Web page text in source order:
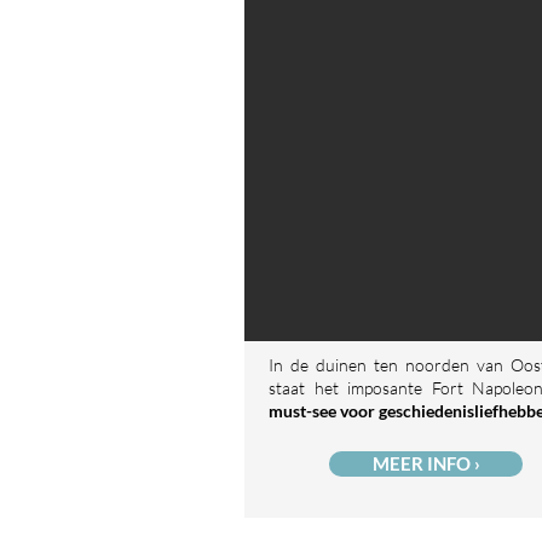
In de duinen ten noorden van
staat het imposante Fort
must-see voor
MEER INFO ›